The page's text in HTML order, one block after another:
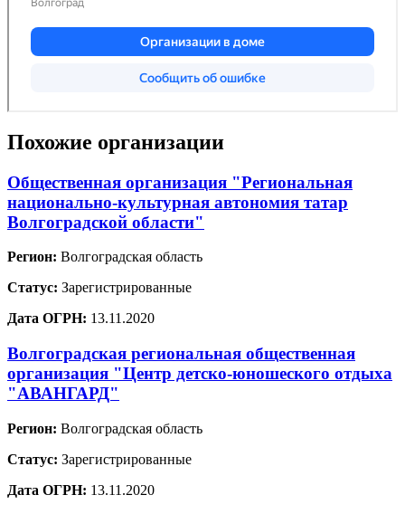
Похожие организации
Общественная организация "Региональная
национально-культурная автономия татар
Волгоградской области"
Регион: Волгоградская область
Статус: Зарегистрированные
Дата ОГРН: 13.11.2020
Волгоградская региональная общественная
организация "Центр детско-юношеского отдыха
"АВАНГАРД"
Регион: Волгоградская область
Статус: Зарегистрированные
Дата ОГРН: 13.11.2020